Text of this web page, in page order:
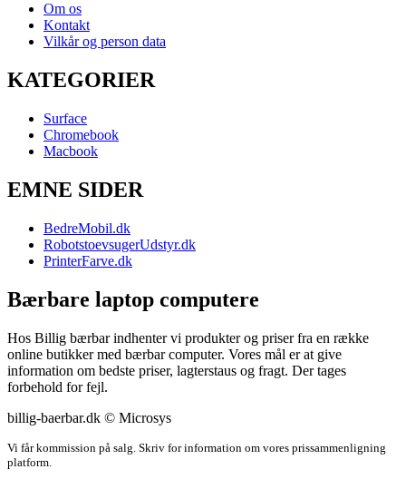
Om os
Kontakt
Vilkår og person data
KATEGORIER
Surface
Chromebook
Macbook
EMNE SIDER
BedreMobil.dk
RobotstoevsugerUdstyr.dk
PrinterFarve.dk
Bærbare laptop computere
Hos Billig bærbar indhenter vi produkter og priser fra en række
online butikker med bærbar computer. Vores mål er at give
information om bedste priser, lagterstaus og fragt. Der tages
forbehold for fejl.
billig-baerbar.dk © Microsys
Vi får kommission på salg. Skriv for information om vores prissammenligning
platform.